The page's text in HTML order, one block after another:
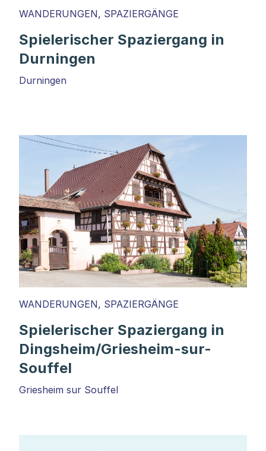
WANDERUNGEN, SPAZIERGÄNGE
Spielerischer Spaziergang in
Durningen
Durningen
WANDERUNGEN, SPAZIERGÄNGE
Spielerischer Spaziergang in
Dingsheim/Griesheim-sur-
Souffel
Griesheim sur Souffel